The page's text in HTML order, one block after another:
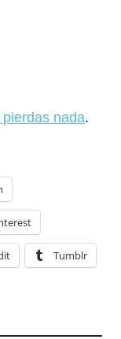
nada.
Tumblr